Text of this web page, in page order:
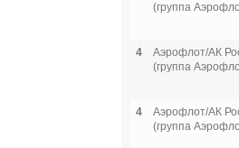
(группа
4
Аэрофлот/АК
(группа
4
Аэрофлот/АК
(группа